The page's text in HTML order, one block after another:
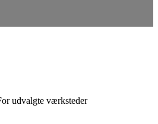
udvalgte værksteder